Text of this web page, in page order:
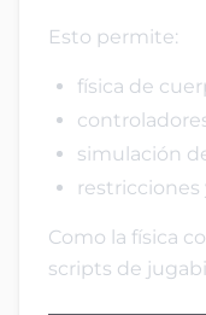
Esto permite:
física de
simulación
restricciones
Como la física
scripts de